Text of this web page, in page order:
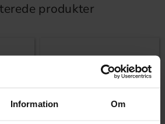
Information Om
produkter